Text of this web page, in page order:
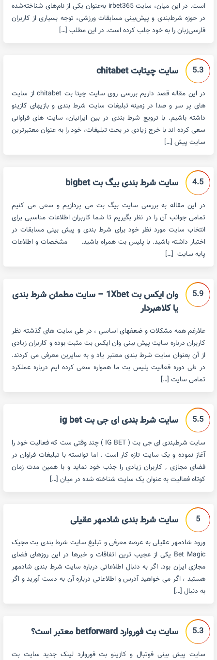
است. در این میان، سایت irbet365 به‌عنوان یکی از نام‌های شناخته‌شده
در حوزه شرط‌بندی و پیش‌بینی مسابقات ورزشی، توجه بسیاری از کاربران
فارسی‌زبان را به خود جلب کرده است. در این مطلب […]
5.3 سایت چیتابت chitabet
در این مقاله قصد داریم بررسی روی سایت چیتا بت chitabet از سایت
های پر سر و صدا در زمینه تبلیغات سایت شرط بندی و بازیهای کازینو
داشته باشیم. با ترویج شرط بندی در بین ایرانیان، سایت های فراوانی
سعی کرده اند با خرج زیادی در بحث تبلیغات، خود را به عنوان معتبرترین
سایت پیش […]
4.5 سایت شرط بندی بیگ بت bigbet
در این مقاله به بررسی سایت بیگ بت می پردازیم و سعی می کنیم
تمامی جوانب آن را در نظر بگیریم تا شما کاربران اطلاعات مناسبی برای
انتخاب سایت مورد نظر خود برای شرط بندی و پیش بینی مسابقات در
اختیار داشته باشید. با پلیس بت همراه باشید. مشخصات و اطلاعات
پایه سایت […]
5.9
وان ایکس بت 1Xbet – سایت مطمئن شرط بندی
یا کلاهبردار
علارغم همه مشکلات و ضعفهای اساسی ، در طی سایت های گذشته نظر
کاربران درباره سایت پیش بینی وان ایکس بت مثبت بوده و کاربران زیادی
از آن بعنوان سایت شرط بندی معتبر یاد و به سایرین معرفی می کردند.
در طی دوره فعالیت پلیس بت ما همواره سعی کرده ایم درباره عملکرد
تمامی سایت […]
5.5 سایت شرط بندی ای جی بت ig bet
سایت شرطبندی ای جی بت ( IG BET ) چند وقتی ست که فعالیت خود را
آغاز نموده و یک سایت تازه کار است . اما توانسته با تبلیغات فراوان در
فضای مجازی ٬ کاربران زیادی را جذب خود نماید و با همین مدت زمان
کوتاه فعالیت به عنوان یک سایت شناخته شده در میان […]
5 سایت شرط بندی شادمهر عقیلی
ورود شادمهر عقیلی به عرصه معرفی و تبلیغ سایت شرط بندی بت مجیک
Bet Magic یکی از عجیب ترین اتفاقات و خبرها در این روزهای فضای
مجازی ایران بود. اگر به دنبال اطلاعاتی درباره سایت شرط بندی شادمهر
هستید ، اگر می خواهید آدرس و اطلاعاتی درباره آن به دست آورید و اگر
به دنبال […]
5.3 سایت بت فوروارد betforward معتبر است؟
سایت پیش بینی فوتبال و کازینو بت فوروارد لینک جدید سایت بت